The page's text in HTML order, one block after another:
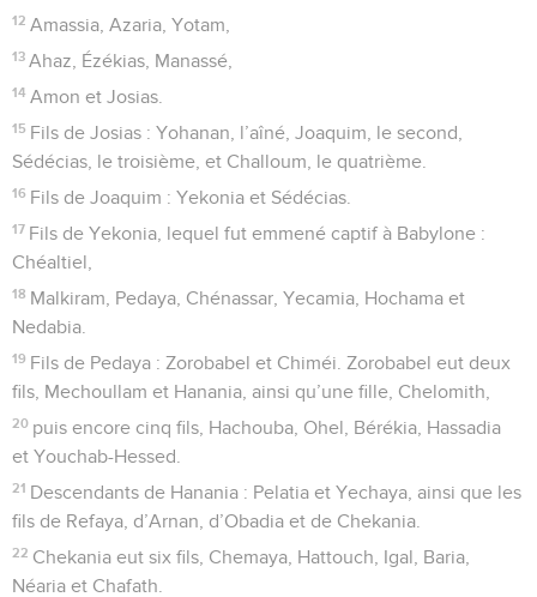
12 Amassia, Azaria, Yotam,
13 Ahaz, Ézékias, Manassé,
14 Amon et Josias.
15 Fils de Josias : Yohanan, l’aîné, Joaquim, le second,
Sédécias, le troisième, et Challoum, le quatrième.
16 Fils de Joaquim : Yekonia et Sédécias.
17 Fils de Yekonia, lequel fut emmené captif à Babylone :
Chéaltiel,
18 Malkiram, Pedaya, Chénassar, Yecamia, Hochama et
Nedabia.
19 Fils de Pedaya : Zorobabel et Chiméi. Zorobabel eut deux
fils, Mechoullam et Hanania, ainsi qu’une fille, Chelomith,
20 puis encore cinq fils, Hachouba, Ohel, Bérékia, Hassadia
et Youchab-Hessed.
21 Descendants de Hanania : Pelatia et Yechaya, ainsi que les
fils de Refaya, d’Arnan, d’Obadia et de Chekania.
22 Chekania eut six fils, Chemaya, Hattouch, Igal, Baria,
Néaria et Chafath.